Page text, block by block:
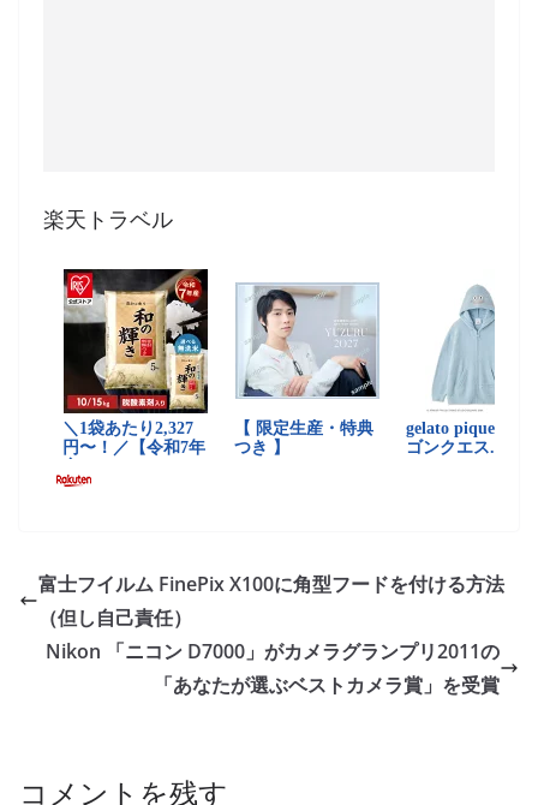
楽天トラベル
富士フイルム FinePix X100に角型フードを付ける方法
（但し自己責任）
Nikon 「ニコン D7000」がカメラグランプリ2011の
「あなたが選ぶベストカメラ賞」を受賞
コメントを残す